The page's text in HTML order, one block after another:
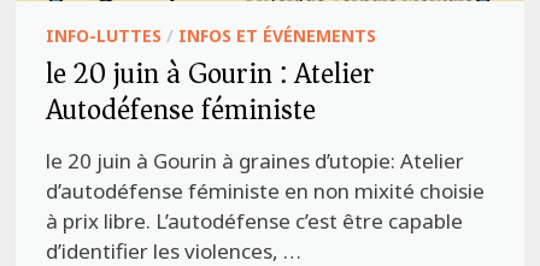
INFO-LUTTES / INFOS ET ÉVÉNEMENTS
le 20 juin à Gourin : Atelier
Autodéfense féministe
le 20 juin à Gourin à graines d’utopie: Atelier
d’autodéfense féministe en non mixité choisie
à prix libre. L’autodéfense c’est être capable
d’identifier les violences, …